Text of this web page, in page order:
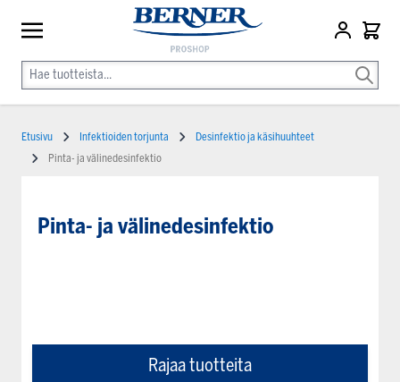
Etusivu Infektioiden torjunta
Desinfektio ja käsihuuhteet
Pinta- ja välinedesinfektio
Pinta- ja välinedesinfektio
Rajaa tuotteita